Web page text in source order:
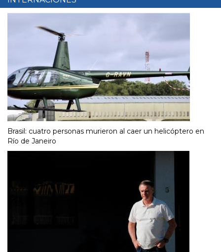
Brasil: cuatro personas murieron al caer un helicóptero en
Río de Janeiro